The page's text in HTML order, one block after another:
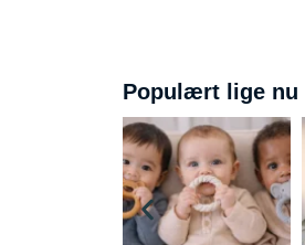
Populært lige nu